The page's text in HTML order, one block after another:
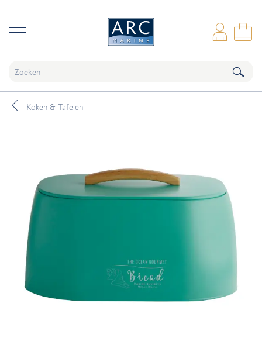
Koken & Tafelen